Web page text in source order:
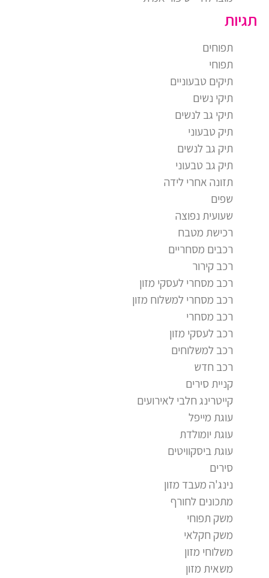
תגיות
תפוחים
תפוחי
תיקים טבעוניים
תיקי נשים
תיקי גב לנשים
תיק טבעוני
תיק גב לנשים
תיק גב טבעוני
תזונה אחרי לידה
שפים
שעועית נפוצה
רכישת מטבח
רכבים מסחריים
רכב קירור
רכב מסחרי לעסקי מזון
רכב מסחרי למשלוח מזון
רכב מסחרי
רכב לעסקי מזון
רכב למשלוחים
רכב חדש
קניית סירים
קייטרינג חלבי לאירועים
עוגת מייפל
עוגת יומולדת
עוגת ביסקוויטים
סירים
נינג'ה מעבד מזון
מתכונים לחורף
משק תפוחי
משק חקלאי
משלוחי מזון
משאית מזון